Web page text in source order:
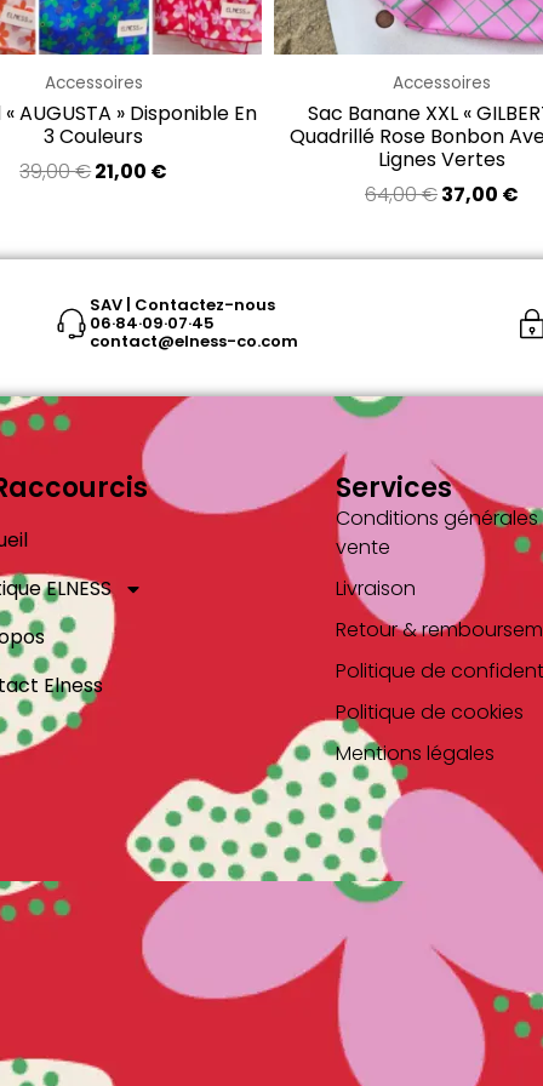
Accessoires
AUGUSTA » Disponible En
3 Couleurs
39,00€21,00 €
choisies
sur
la
page
du
produit
Accessoires
Sac Banane XXL «
Quadrillé Rose Bonbon
Lignes Vertes
64,00€37,00 €
SAV | Contactez-nous
06·84·09·07·45
contact@elness-co.com
ELNESS
Elness
Services
Conditions générales
vente
Livraison
Retour &
Politique de
Politique de cookies
Mentions légales